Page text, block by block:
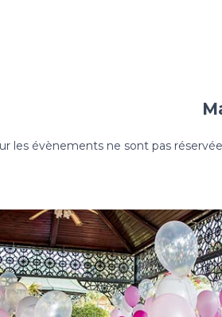
les évènements ne sont pas